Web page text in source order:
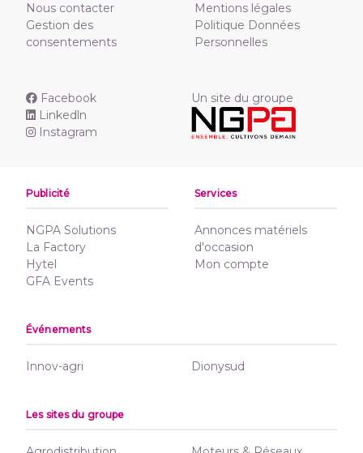
Nous contacter
Gestion des
consentements
Mentions légales
Politique Données
Personnelles
Facebook
Linkedln
Instagram
Un site du groupe
Publicité
NGPA Solutions
La Factory
Hytel
GFA Events
Services
Annonces matériels
d'occasion
Mon compte
Événements
Innov-agri Dionysud
Les sites du groupe